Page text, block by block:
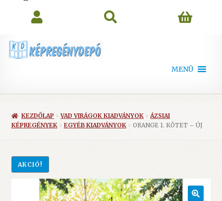
MENÜ
KEZDŐLAP VAD VIRÁGOK KIADVÁNYOK
ÁZSIAI
KÉPREGÉNYEK
EGYÉB KIADVÁNYOK ORANGE 1. KÖTET – ÚJ
AKCIÓ!